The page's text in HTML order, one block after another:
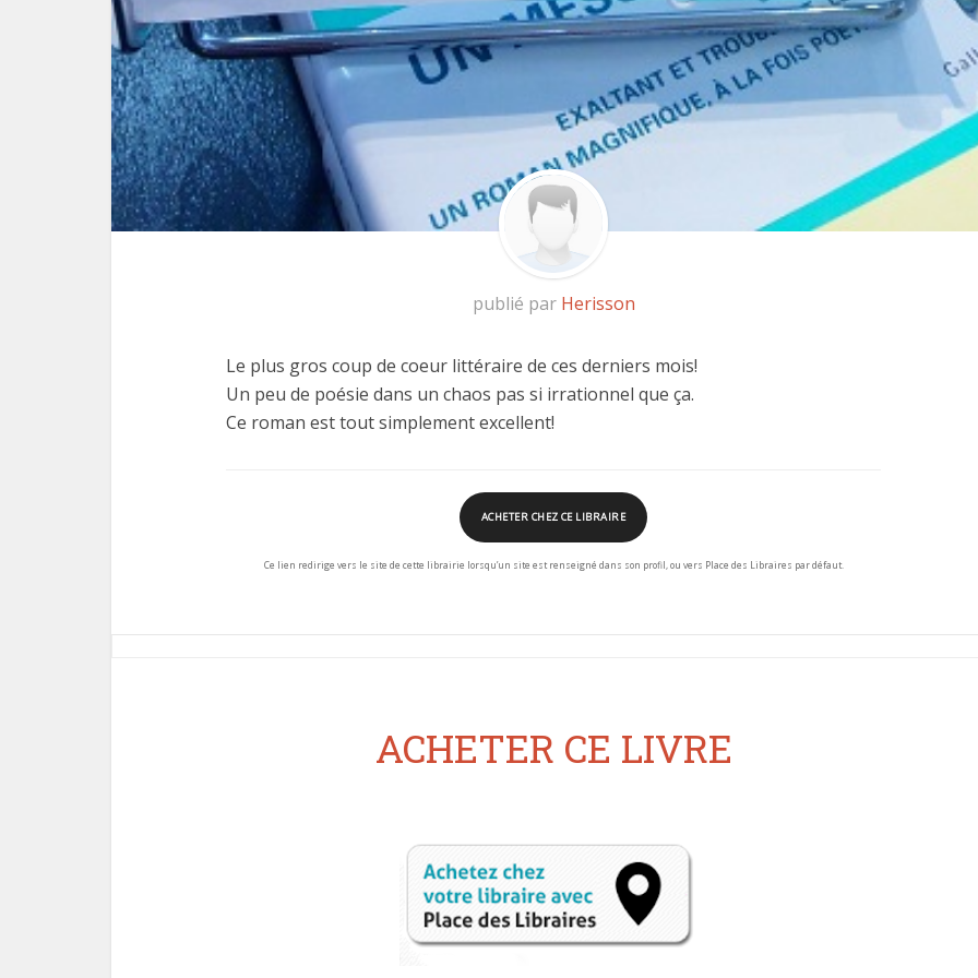
publié par Herisson
Le plus gros coup de coeur littéraire de ces derniers mois!
Un peu de poésie dans un chaos pas si irrationnel que ça.
Ce roman est tout simplement excellent!
ACHETER CHEZ CE LIBRAIRE
Ce lien redirige vers le site de cette librairie lorsqu’un site est renseigné dans son profil, ou vers Place des Libraires par défaut.
ACHETER CE LIVRE